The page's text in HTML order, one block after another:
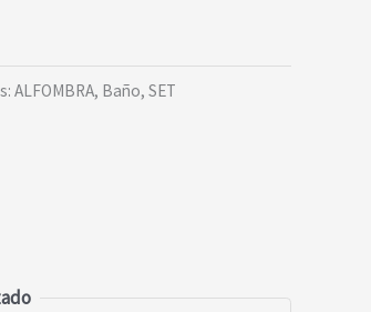
ALFOMBRA, Baño, SET